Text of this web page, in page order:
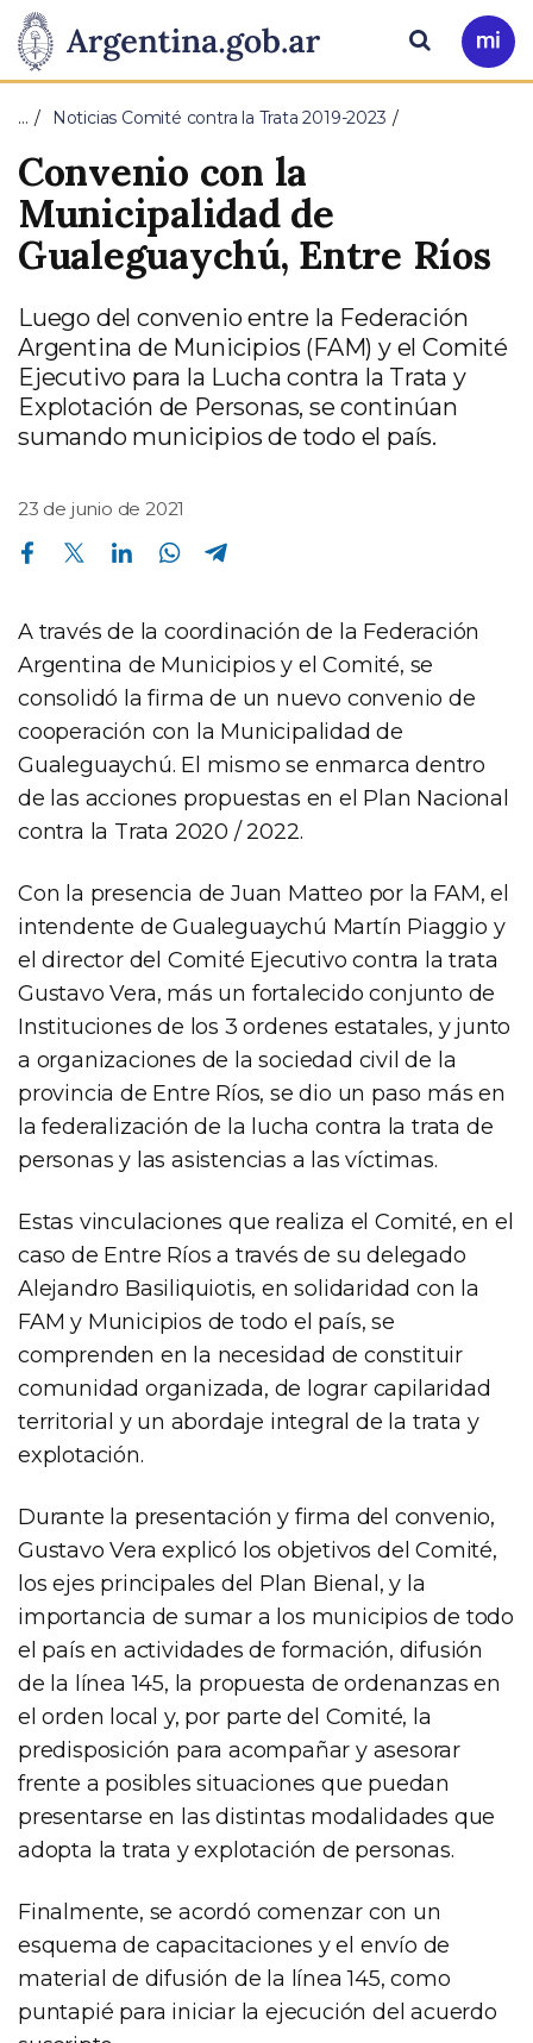
Presidencia
de
la
Nación
Pasar al contenido principal
Ir
a
Buscar
… Noticias Comité contra la Trata 2019-2023
Convenio con la
Municipalidad de
Gualeguaychú, Entre Ríos
Luego del convenio entre la Federación
Argentina de Municipios (FAM) y el Comité
Ejecutivo para la Lucha contra la Trata y
Explotación de Personas, se continúan
sumando municipios de todo el país.
23 de junio de 2021
Compartir en Facebook Compartir en Twitter Compartir en Linkedin Compartir en Whatsapp
A través de la coordinación de la Federación
Argentina de Municipios y el Comité, se
consolidó la firma de un nuevo convenio de
cooperación con la Municipalidad de
Gualeguaychú. El mismo se enmarca dentro
de las acciones propuestas en el Plan Nacional
contra la Trata 2020 / 2022.
Con la presencia de Juan Matteo por la FAM, el
intendente de Gualeguaychú Martín Piaggio y
el director del Comité Ejecutivo contra la trata
Gustavo Vera, más un fortalecido conjunto de
Instituciones de los 3 ordenes estatales, y junto
a organizaciones de la sociedad civil de la
provincia de Entre Ríos, se dio un paso más en
la federalización de la lucha contra la trata de
personas y las asistencias a las víctimas.
Estas vinculaciones que realiza el Comité, en el
caso de Entre Ríos a través de su delegado
Alejandro Basiliquiotis, en solidaridad con la
FAM y Municipios de todo el país, se
comprenden en la necesidad de constituir
comunidad organizada, de lograr capilaridad
territorial y un abordaje integral de la trata y
explotación.
Durante la presentación y firma del convenio,
Gustavo Vera explicó los objetivos del Comité,
los ejes principales del Plan Bienal, y la
importancia de sumar a los municipios de todo
el país en actividades de formación, difusión
de la línea 145, la propuesta de ordenanzas en
el orden local y, por parte del Comité, la
predisposición para acompañar y asesorar
frente a posibles situaciones que puedan
presentarse en las distintas modalidades que
adopta la trata y explotación de personas.
Finalmente, se acordó comenzar con un
esquema de capacitaciones y el envío de
material de difusión de la línea 145, como
puntapié para iniciar la ejecución del acuerdo